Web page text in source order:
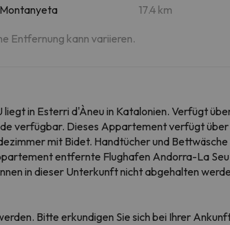
17.4 km
Entfernung kann variieren.
in Esterri d'Àneu in Katalonien. Verfügt
verfügbar. Dieses Appartement verfügt
mit Bidet. Handtücher und
entfernte Flughafen Andorra-La
in dieser Unterkunft nicht abgehalten
Bitte erkundigen Sie sich bei Ihrer